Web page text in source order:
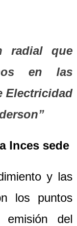
radial que
en las
Electricidad
Inces sede
y las
los puntos
emisión del